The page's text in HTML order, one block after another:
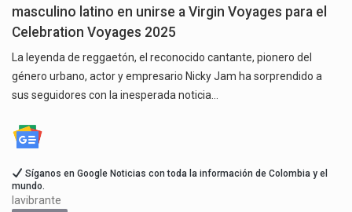
masculino latino en unirse a Virgin Voyages para el
Celebration Voyages 2025
La leyenda de reggaetón, el reconocido cantante, pionero del
género urbano, actor y empresario Nicky Jam ha sorprendido a
sus seguidores con la inesperada noticia…
Síganos en Google Noticias con toda la información de Colombia y el
mundo.
lavibrante